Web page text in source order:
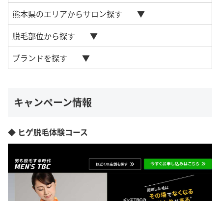
熊本県のエリアからサロン探す
脱毛部位から探す
ブランドを探す
キャンペーン情報
◆ ヒゲ脱毛体験コース